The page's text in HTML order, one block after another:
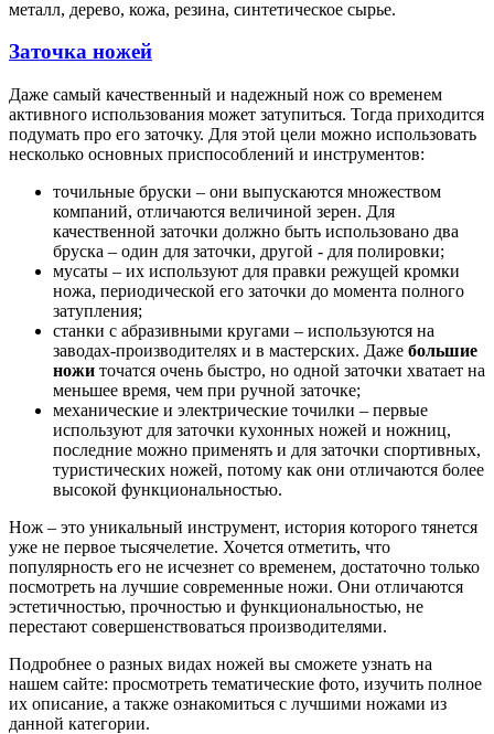
металл, дерево, кожа, резина, синтетическое сырье.
Заточка ножей
Даже самый качественный и надежный нож со временем
активного использования может затупиться. Тогда приходится
подумать про его заточку. Для этой цели можно использовать
несколько основных приспособлений и инструментов:
точильные бруски – они выпускаются множеством
компаний, отличаются величиной зерен. Для
качественной заточки должно быть использовано два
бруска – один для заточки, другой - для полировки;
мусаты – их используют для правки режущей кромки
ножа, периодической его заточки до момента полного
затупления;
станки с абразивными кругами – используются на
заводах-производителях и в мастерских. Даже большие
ножи точатся очень быстро, но одной заточки хватает на
меньшее время, чем при ручной заточке;
механические и электрические точилки – первые
используют для заточки кухонных ножей и ножниц,
последние можно применять и для заточки спортивных,
туристических ножей, потому как они отличаются более
высокой функциональностью.
Нож – это уникальный инструмент, история которого тянется
уже не первое тысячелетие. Хочется отметить, что
популярность его не исчезнет со временем, достаточно только
посмотреть на лучшие современные ножи. Они отличаются
эстетичностью, прочностью и функциональностью, не
перестают совершенствоваться производителями.
Подробнее о разных видах ножей вы сможете узнать на
нашем сайте: просмотреть тематические фото, изучить полное
их описание, а также ознакомиться с лучшими ножами из
данной категории.